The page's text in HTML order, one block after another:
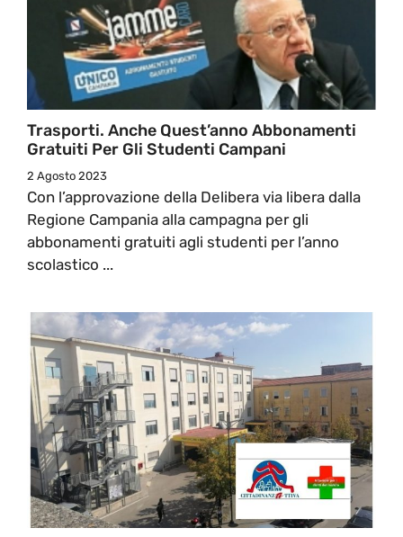
Trasporti. Anche Quest’anno Abbonamenti
Gratuiti Per Gli Studenti Campani
2 Agosto 2023
Con l’approvazione della Delibera via libera dalla
Regione Campania alla campagna per gli
abbonamenti gratuiti agli studenti per l’anno
scolastico ...